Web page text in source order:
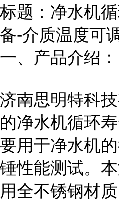
标题：净水机
备-介质温度可
一、产品介绍：
济南思明特科
的净水机循环
要用于净水机
锤性能测试。
用全不锈钢材